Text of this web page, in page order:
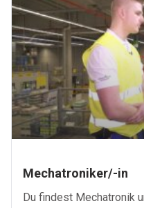
Mechatroniker/-in
Du findest Mechatronik